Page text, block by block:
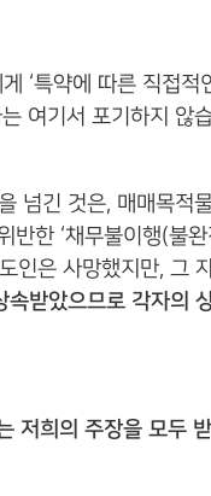
‘특약에 따른 직접적
여기서 포기하지 않
넘긴 것은, 매매목적
한 ‘채무불이행(불완
인은 사망했지만, 그
속받았으므로 각자의
저희의 주장을 모두